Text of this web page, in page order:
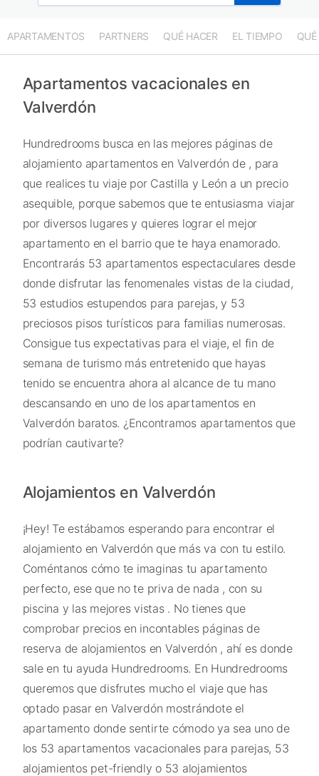
APARTAMENTOS PARTNERS QUÉ HACER EL TIEMPO QUÉ
Apartamentos vacacionales en
Valverdón
Hundredrooms busca en las mejores páginas de
alojamiento apartamentos en Valverdón de , para
que realices tu viaje por Castilla y León a un precio
asequible, porque sabemos que te entusiasma viajar
por diversos lugares y quieres lograr el mejor
apartamento en el barrio que te haya enamorado.
Encontrarás 53 apartamentos espectaculares desde
donde disfrutar las fenomenales vistas de la ciudad,
53 estudios estupendos para parejas, y 53
preciosos pisos turísticos para familias numerosas.
Consigue tus expectativas para el viaje, el fin de
semana de turismo más entretenido que hayas
tenido se encuentra ahora al alcance de tu mano
descansando en uno de los apartamentos en
Valverdón baratos. ¿Encontramos apartamentos que
podrían cautivarte?
Alojamientos en Valverdón
¡Hey! Te estábamos esperando para encontrar el
alojamiento en Valverdón que más va con tu estilo.
Coméntanos cómo te imaginas tu apartamento
perfecto, ese que no te priva de nada , con su
piscina y las mejores vistas . No tienes que
comprobar precios en incontables páginas de
reserva de alojamientos en Valverdón , ahí es donde
sale en tu ayuda Hundredrooms. En Hundredrooms
queremos que disfrutes mucho el viaje que has
optado pasar en Valverdón mostrándote el
apartamento donde sentirte cómodo ya sea uno de
los 53 apartamentos vacacionales para parejas, 53
alojamientos pet-friendly o 53 alojamientos